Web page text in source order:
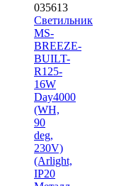
035613
Светильник
MS-
BREEZE-
BUILT-
R125-
16W
Day4000
(WH,
90
deg,
230V)
(Arlight,
IP20